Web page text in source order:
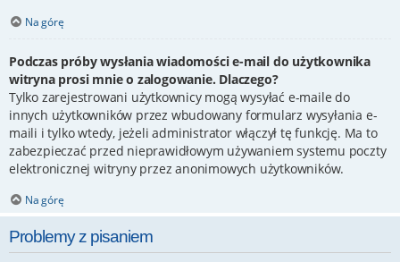
Na górę
Podczas próby wysłania wiadomości e-mail do użytkownika
witryna prosi mnie o zalogowanie. Dlaczego?
Tylko zarejestrowani użytkownicy mogą wysyłać e-maile do
innych użytkowników przez wbudowany formularz wysyłania e-
maili i tylko wtedy, jeżeli administrator włączył tę funkcję. Ma to
zabezpieczać przed nieprawidłowym używaniem systemu poczty
elektronicznej witryny przez anonimowych użytkowników.
Na górę
Problemy z pisaniem